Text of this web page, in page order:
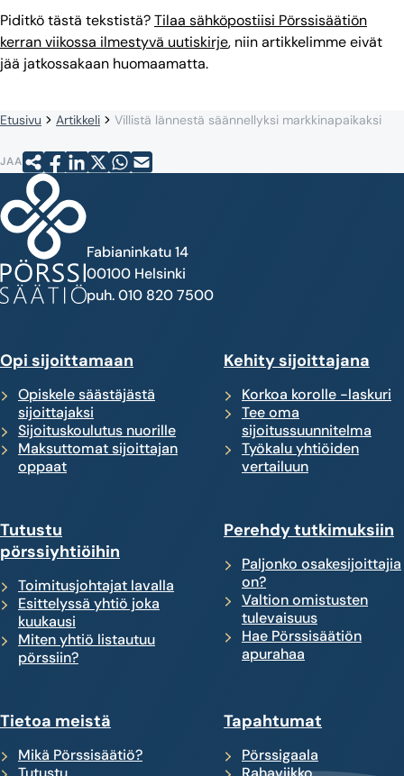
Piditkö tästä tekstistä?Tilaa sähköpostiisi Pörssisäätiön
kerran viikossa ilmestyvä uutiskirje, niin artikkelimme eivät
jää jatkossakaan huomaamatta.
Etusivu Artikkeli Villistä lännestä säännellyksi markkinapaikaksi
JAA
Fabianinkatu 14
00100 Helsinki
puh. 010 820 7500
Opi sijoittamaan
Opiskele säästäjästä
sijoittajaksi
Sijoituskoulutus nuorille
Maksuttomat sijoittajan
oppaat
Kehity sijoittajana
Korkoa korolle -laskuri
Tee oma
sijoitussuunnitelma
Työkalu yhtiöiden
vertailuun
Tutustu
pörssiyhtiöihin
Toimitusjohtajat lavalla
Esittelyssä yhtiö joka
kuukausi
Miten yhtiö listautuu
pörssiin?
Perehdy tutkimuksiin
Paljonko osakesijoittajia
on?
Valtion omistusten
tulevaisuus
Hae Pörssisäätiön
apurahaa
Tietoa meistä
Mikä Pörssisäätiö?
Tapahtumat
Pörssigaala